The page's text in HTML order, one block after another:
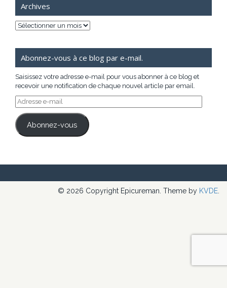
Archives
Archives
Abonnez-vous à ce blog par e-mail.
Saisissez votre adresse e-mail pour vous abonner à ce blog et
recevoir une notification de chaque nouvel article par email.
Adresse
e-
mail
Abonnez-vous
© 2026 Copyright Epicureman. Theme by KVDE.